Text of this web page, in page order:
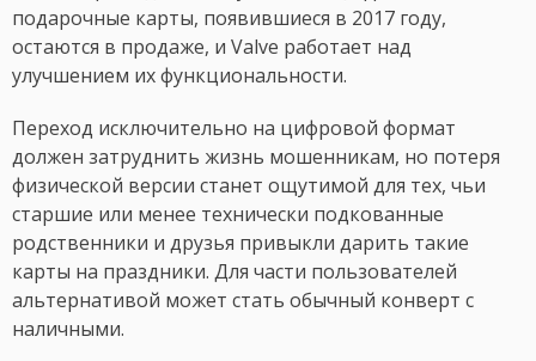
подарочные карты, появившиеся в 2017 году,
остаются в продаже, и Valve работает над
улучшением их функциональности.
Переход исключительно на цифровой формат
должен затруднить жизнь мошенникам, но потеря
физической версии станет ощутимой для тех, чьи
старшие или менее технически подкованные
родственники и друзья привыкли дарить такие
карты на праздники. Для части пользователей
альтернативой может стать обычный конверт с
наличными.